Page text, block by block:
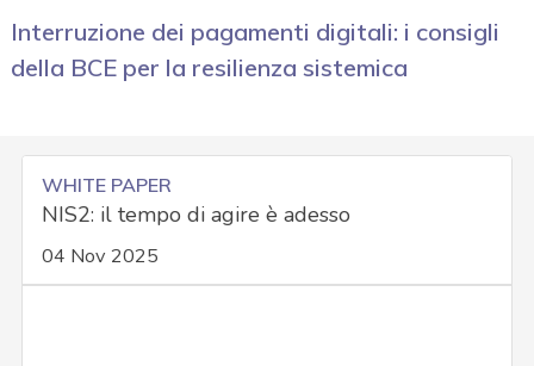
Interruzione dei pagamenti digitali: i consigli
della BCE per la resilienza sistemica
WHITE PAPER
NIS2: il tempo di agire è adesso
04 Nov 2025